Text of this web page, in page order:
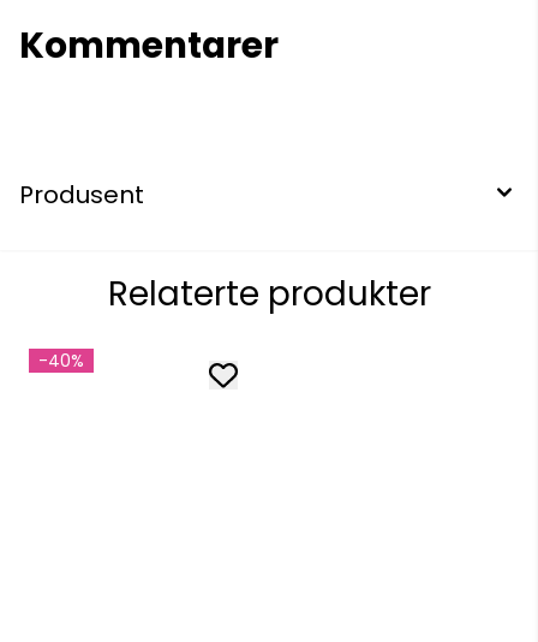
Kommentarer
Produsent
Relaterte produkter
-40%